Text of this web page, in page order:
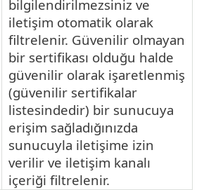
bilgilendirilmezsiniz ve
iletişim otomatik olarak
filtrelenir. Güvenilir olmayan
bir sertifikası olduğu halde
güvenilir olarak işaretlenmiş
(güvenilir sertifikalar
listesindedir) bir sunucuya
erişim sağladığınızda
sunucuyla iletişime izin
verilir ve iletişim kanalı
içeriği filtrelenir.